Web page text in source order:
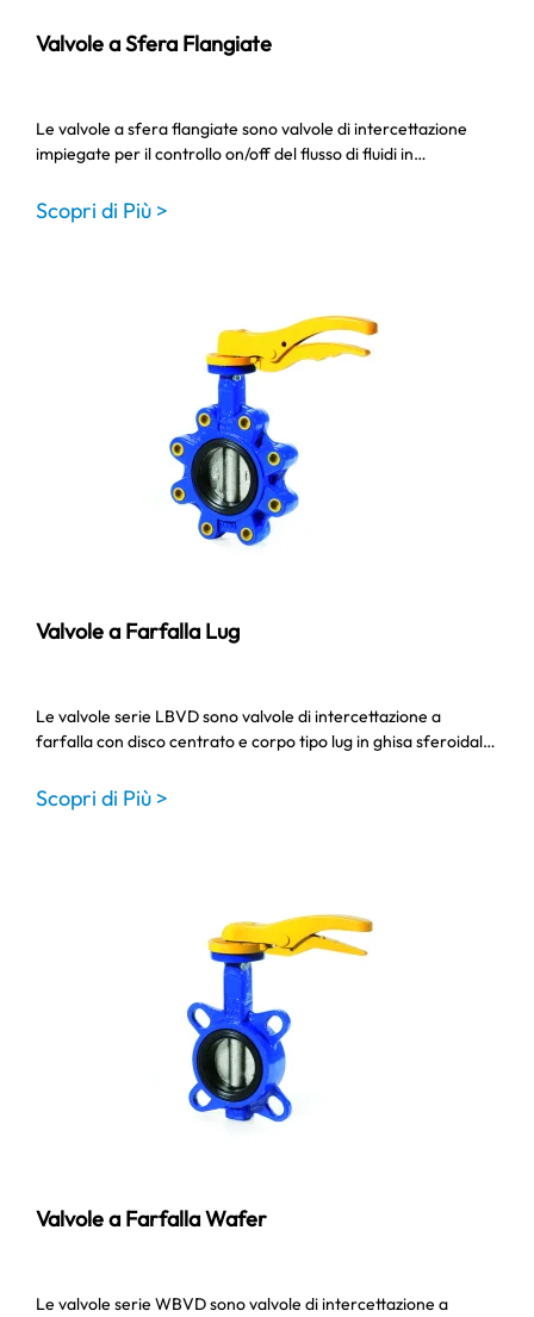
Valvole a Sfera Flangiate
Le valvole a sfera flangiate sono valvole di intercettazione
impiegate per il controllo on/off del flusso di fluidi in…
Scopri di Più >
Valvole a Farfalla Lug
Le valvole serie LBVD sono valvole di intercettazione a
farfalla con disco centrato e corpo tipo lug in ghisa sferoidal…
Scopri di Più >
Valvole a Farfalla Wafer
Le valvole serie WBVD sono valvole di intercettazione a